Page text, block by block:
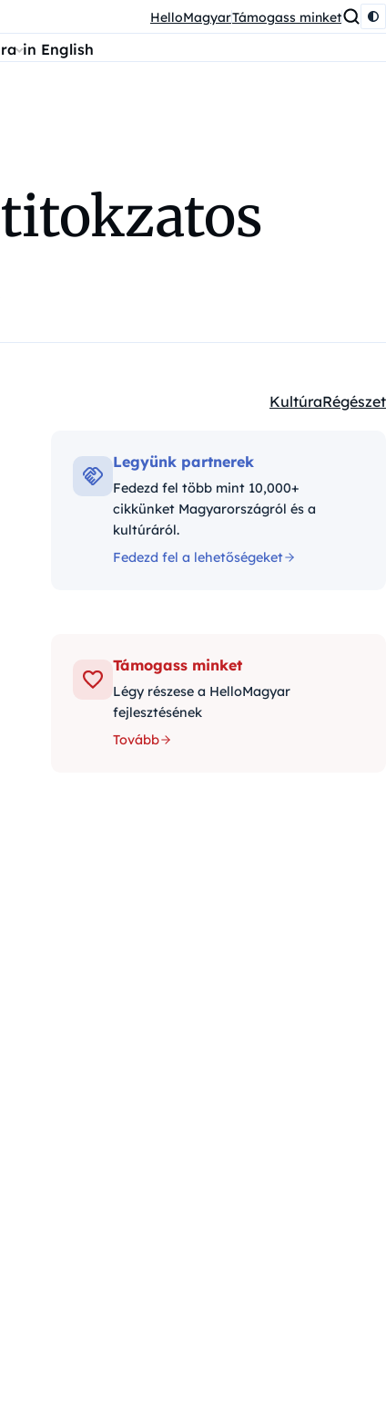
HelloMagyarTámogass minket
in English
Kategóriák:
KultúraRégészet
Legyünk partnerek
Fedezd fel több mint 10,000+
cikkünket Magyarországról és a
kultúráról.
Fedezd fel a lehetőségeket
Támogass minket
Légy részese a HelloMagyar
fejlesztésének
Tovább